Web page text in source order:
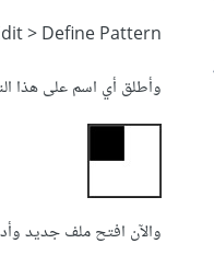
> Define Pattern
وأطلق أي اسم على هذا
والآن افتح ملف جديد